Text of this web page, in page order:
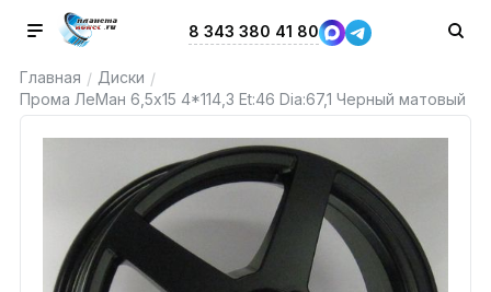
8 343 380 41 80
Главная / Диски /
Прома ЛеМан 6,5x15 4*114,3 Et:46 Dia:67,1 Черный матовый